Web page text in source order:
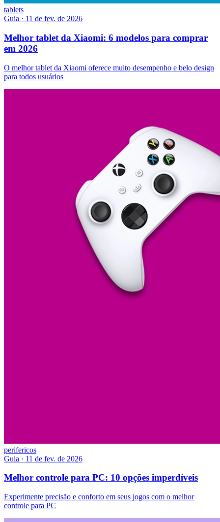
tablets
Guia · 11 de fev. de 2026
Melhor tablet da Xiaomi: 6 modelos para comprar
em 2026
O melhor tablet da Xiaomi oferece muito desempenho e belo design
para todos usuários
perifericos
Guia · 11 de fev. de 2026
Melhor controle para PC: 10 opções imperdíveis
Experimente precisão e conforto em seus jogos com o melhor
controle para PC